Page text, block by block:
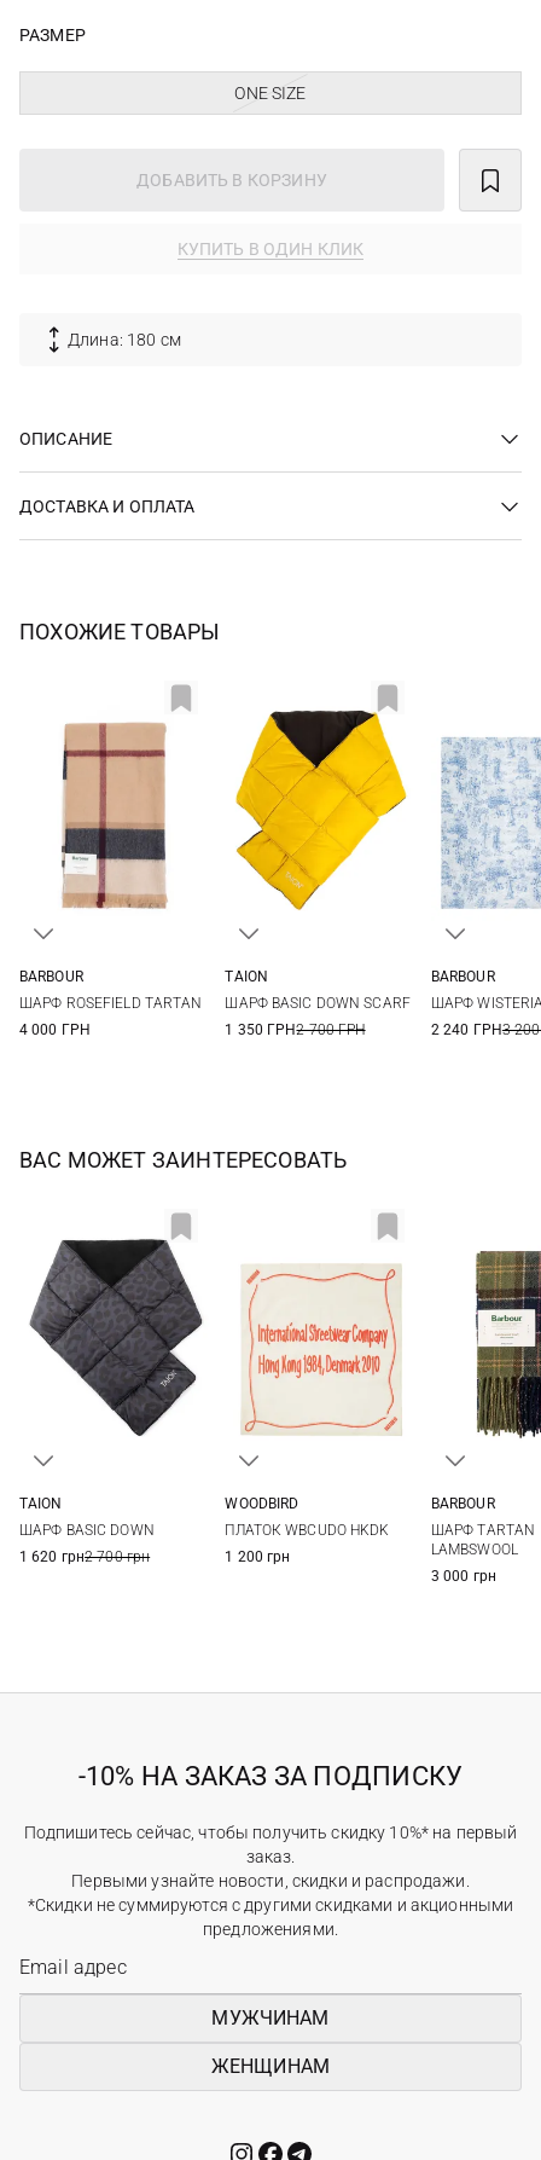
РАЗМЕР
ONE SIZE
ДОБАВИТЬ В КОРЗИНУ
КУПИТЬ В ОДИН КЛИК
Длина: 180 см
ОПИСАНИЕ
ДОСТАВКА И ОПЛАТА
ПОХОЖИЕ ТОВАРЫ
BARBOUR
ШАРФ ROSEFIELD TARTAN
4 000 ГРН
TAION
ШАРФ BASIC DOWN SCARF
1 350 ГРН2 700 ГРН
BARBOUR
ШАРФ
2 240 ГРН3
ВАС МОЖЕТ ЗАИНТЕРЕСОВАТЬ
TAION
ШАРФ BASIC DOWN
1 620 грн2 700 грн
WOODBIRD
ПЛАТОК WBCUDO HKDK
1 200 грн
BARBOUR
ШАРФ TARTAN
LAMBSWOOL
3 000 грн
-10% НА ЗАКАЗ ЗА ПОДПИСКУ
Подпишитесь сейчас, чтобы получить скидку 10%* на первый
заказ.
Первыми узнайте новости, скидки и распродажи.
*Скидки не суммируются с другими скидками и акционными
предложениями.
МУЖЧИНАМ
ЖЕНЩИНАМ